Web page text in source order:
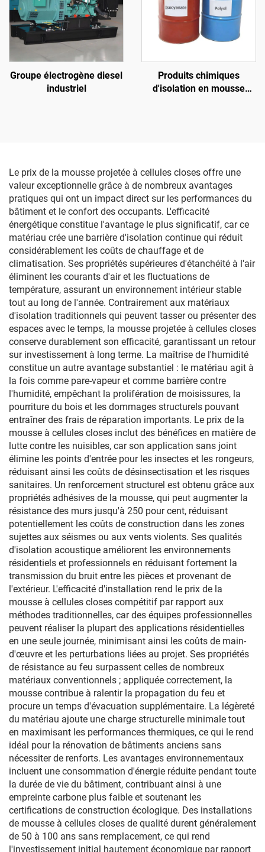
Groupe électrogène diesel
industriel
Produits chimiques
d'isolation en mousse
Le prix de la mousse projetée à cellules closes offre une
valeur exceptionnelle grâce à de nombreux avantages
pratiques qui ont un impact direct sur les performances du
bâtiment et le confort des occupants. L'efficacité
énergétique constitue l'avantage le plus significatif, car ce
matériau crée une barrière d'isolation continue qui réduit
considérablement les coûts de chauffage et de
climatisation. Ses propriétés supérieures d'étanchéité à l'air
éliminent les courants d'air et les fluctuations de
température, assurant un environnement intérieur stable
tout au long de l'année. Contrairement aux matériaux
d'isolation traditionnels qui peuvent tasser ou présenter des
espaces avec le temps, la mousse projetée à cellules closes
conserve durablement son efficacité, garantissant un retour
sur investissement à long terme. La maîtrise de l'humidité
constitue un autre avantage substantiel : le matériau agit à
la fois comme pare-vapeur et comme barrière contre
l'humidité, empêchant la prolifération de moisissures, la
pourriture du bois et les dommages structurels pouvant
entraîner des frais de réparation importants. Le prix de la
mousse à cellules closes inclut des bénéfices en matière de
lutte contre les nuisibles, car son application sans joint
élimine les points d'entrée pour les insectes et les rongeurs,
réduisant ainsi les coûts de désinsectisation et les risques
sanitaires. Un renforcement structurel est obtenu grâce aux
propriétés adhésives de la mousse, qui peut augmenter la
résistance des murs jusqu'à 250 pour cent, réduisant
potentiellement les coûts de construction dans les zones
sujettes aux séismes ou aux vents violents. Ses qualités
d'isolation acoustique améliorent les environnements
résidentiels et professionnels en réduisant fortement la
transmission du bruit entre les pièces et provenant de
l'extérieur. L'efficacité d'installation rend le prix de la
mousse à cellules closes compétitif par rapport aux
méthodes traditionnelles, car des équipes professionnelles
peuvent réaliser la plupart des applications résidentielles
en une seule journée, minimisant ainsi les coûts de main-
d'œuvre et les perturbations liées au projet. Ses propriétés
de résistance au feu surpassent celles de nombreux
matériaux conventionnels ; appliquée correctement, la
mousse contribue à ralentir la propagation du feu et
procure un temps d'évacuation supplémentaire. La légèreté
du matériau ajoute une charge structurelle minimale tout
en maximisant les performances thermiques, ce qui le rend
idéal pour la rénovation de bâtiments anciens sans
nécessiter de renforts. Les avantages environnementaux
incluent une consommation d'énergie réduite pendant toute
la durée de vie du bâtiment, contribuant ainsi à une
empreinte carbone plus faible et soutenant les
certifications de construction écologique. Des installations
de mousse à cellules closes de qualité durent généralement
de 50 à 100 ans sans remplacement, ce qui rend
l'investissement initial hautement économique par rapport